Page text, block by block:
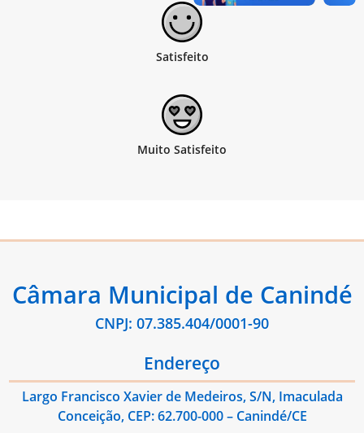
Câmara Municipal de Canindé
CNPJ: 07.385.404/0001-90
Endereço
Largo Francisco Xavier de Medeiros, S/N, Imaculada
Conceição, CEP: 62.700-000 – Canindé/CE